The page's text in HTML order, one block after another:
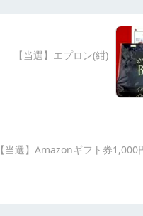
【当選】エプロン(紺)
【当選】Amazonギフト券1,000